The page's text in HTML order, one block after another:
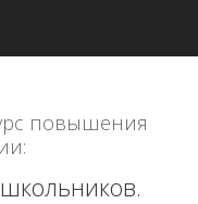
повышения